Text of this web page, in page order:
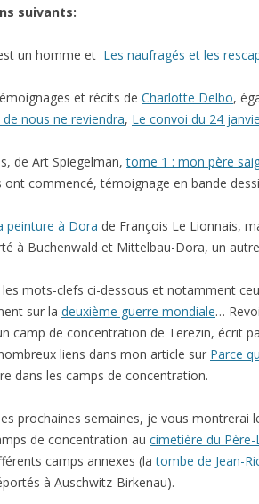
suivants:
un homme et Les naufragés et les
et récits de Charlotte Delbo,
de nous ne reviendra, Le convoi du 24
de Art Spiegelman,tome 1 : mon père
ont commencé, témoignage en bande
peinture à Dora de François Le Lionnais,
à Buchenwald et Mittelbau-Dora, un
les mots-clefs ci-dessous et notamment
sur la deuxième guerre mondiale…
camp de concentration de Terezin, écrit
liens dans mon article sur Parce
dans les camps de concentration.
prochaines semaines, je vous
de concentration au cimetière du Père-
camps annexes (latombe de Jean-
à Auschwitz-Birkenau).